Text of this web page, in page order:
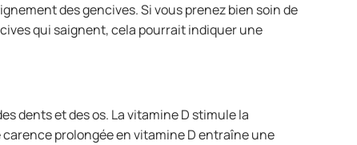
des gencives. Si vous prenez bien soin de
qui saignent, cela pourrait indiquer une
dents et des os. La vitamine D stimule la
prolongée en vitamine D entraîne une